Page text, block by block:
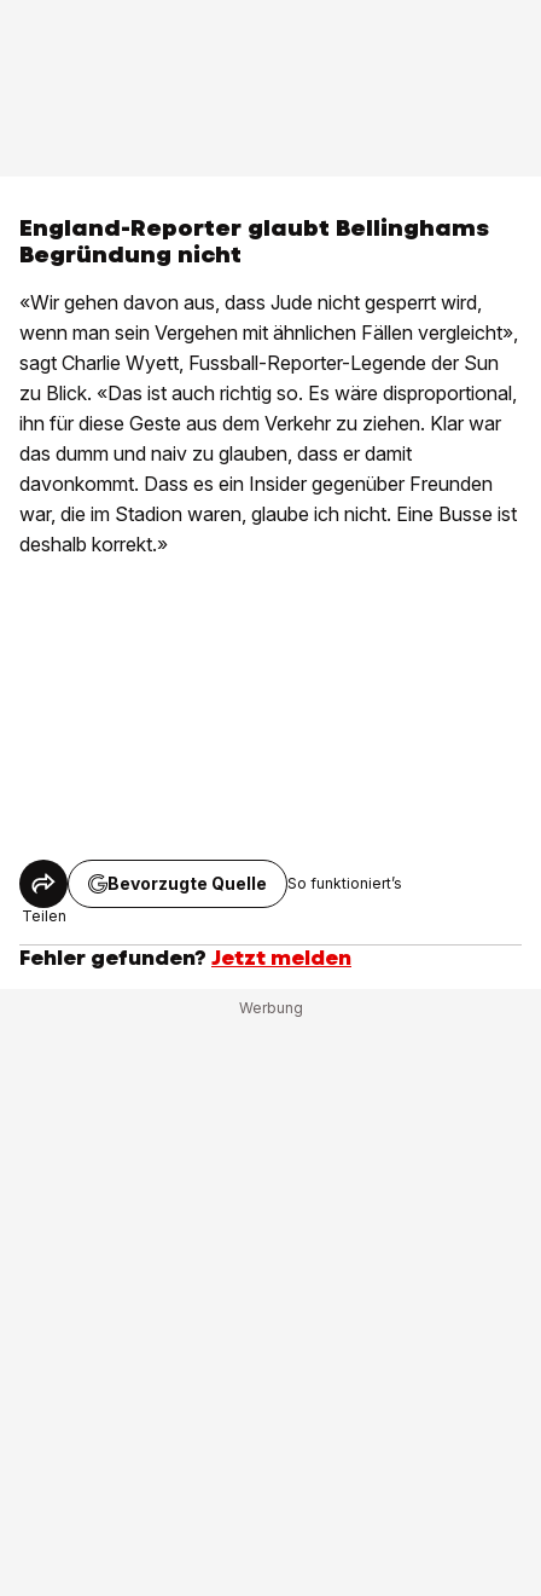
England-Reporter glaubt Bellinghams
Begründung nicht
«Wir gehen davon aus, dass Jude nicht gesperrt wird,
wenn man sein Vergehen mit ähnlichen Fällen vergleicht»,
sagt Charlie Wyett, Fussball-Reporter-Legende der Sun
zu Blick. «Das ist auch richtig so. Es wäre disproportional,
ihn für diese Geste aus dem Verkehr zu ziehen. Klar war
das dumm und naiv zu glauben, dass er damit
davonkommt. Dass es ein Insider gegenüber Freunden
war, die im Stadion waren, glaube ich nicht. Eine Busse ist
deshalb korrekt.»
Teilen
Bevorzugte Quelle So funktioniert’s
Fehler gefunden? Jetzt melden